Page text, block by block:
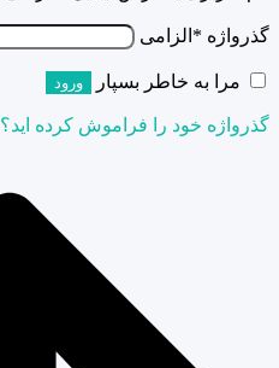
گذرواژه * الزامی
مرا به خاطر بسپار ورود
گذرواژه خود را فراموش کرده اید؟